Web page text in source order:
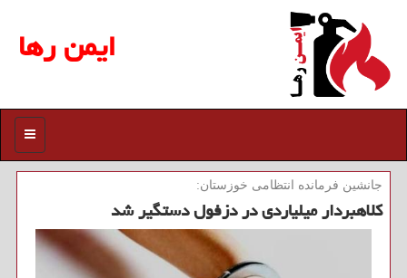
ایمن رها
منو
جانشین فرمانده انتظامی خوزستان:
كلاهبردار میلیاردی در دزفول دستگیر شد